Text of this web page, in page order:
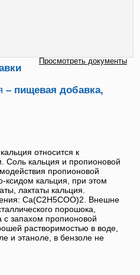
Просмотреть документы
– пищевая добавка,
относится к
Соль кальция и пропионовой
пропионовой
ксидом кальция, при этом
лактаты кальция.
Ca(C2H5COO)2. Внешне
порошока,
с запахом пропионовой
растворимостью в воде,
и этаноле, в бензоле не